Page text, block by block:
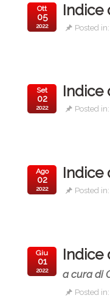
Indice
Posted
Ott
05
2022
Indice
Posted
Set
02
2022
Indice
Posted
Ago
02
2022
Indice
a cura di
Posted
Giu
01
2022